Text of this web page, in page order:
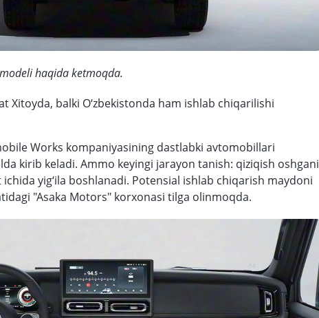
haqida ketmoqda.
Xitoyda, balki O‘zbekistonda ham ishlab chiqarilishi
Works kompaniyasining dastlabki avtomobillari
kirib keladi. Ammo keyingi jarayon tanish: qiziqish oshgani
yig‘ila boshlanadi. Potensial ishlab chiqarish maydoni
"Asaka Motors" korxonasi tilga olinmoqda.